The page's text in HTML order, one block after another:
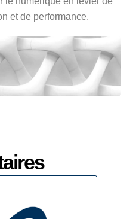
et de performance.